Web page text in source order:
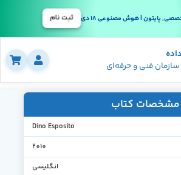
پایتون | هوش مصنوعی 18 دی ثبت نام
فنی و حرفه‌ای
مشخصات کتاب
Dino Esposito
2010
انگلیسی